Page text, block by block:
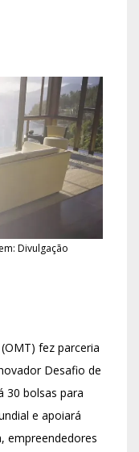
Divulgação
fez parceria
Desafio de
30 bolsas para
e apoiará
empreendedores